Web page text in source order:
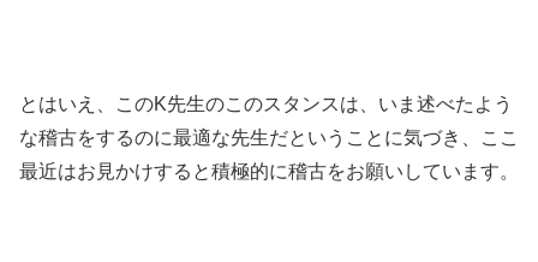
とはいえ、このK先生のこのスタンスは、いま述べたよう
な稽古をするのに最適な先生だということに気づき、ここ
最近はお見かけすると積極的に稽古をお願いしています。